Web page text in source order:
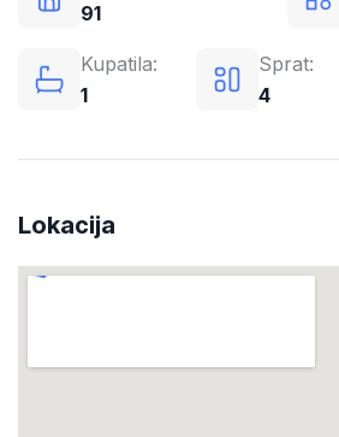
91
Kupatila:
1
Sprat:
4
Lokacija